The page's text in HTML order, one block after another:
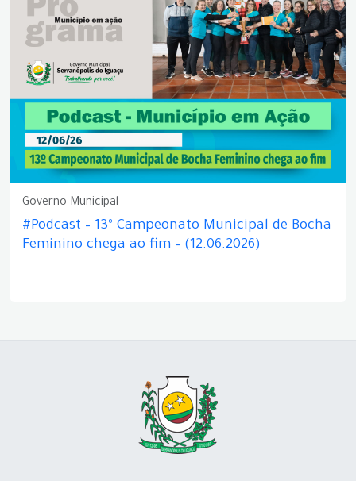
Governo Municipal
#Podcast – 13º Campeonato Municipal de Bocha
Feminino chega ao fim – (12.06.2026)